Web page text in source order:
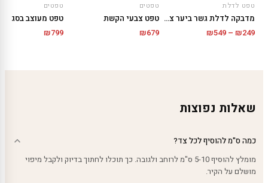
טפט לדלת
מדבקה לדלת גשר ביער צפוני
₪249
–
₪549
טפטים
טפט צבעי הקשת
₪679
טפטים
טפט מעוצב בסגנון
₪799
שאלות נפוצות
כמה ס"מ להוסיף לכל צד?
מומלץ להוסיף 5-10 ס"מ לרוחב ולגובה. כך תוכלו לחתוך בדיוק ולקבל מיפוי
מושלם על הקיר.